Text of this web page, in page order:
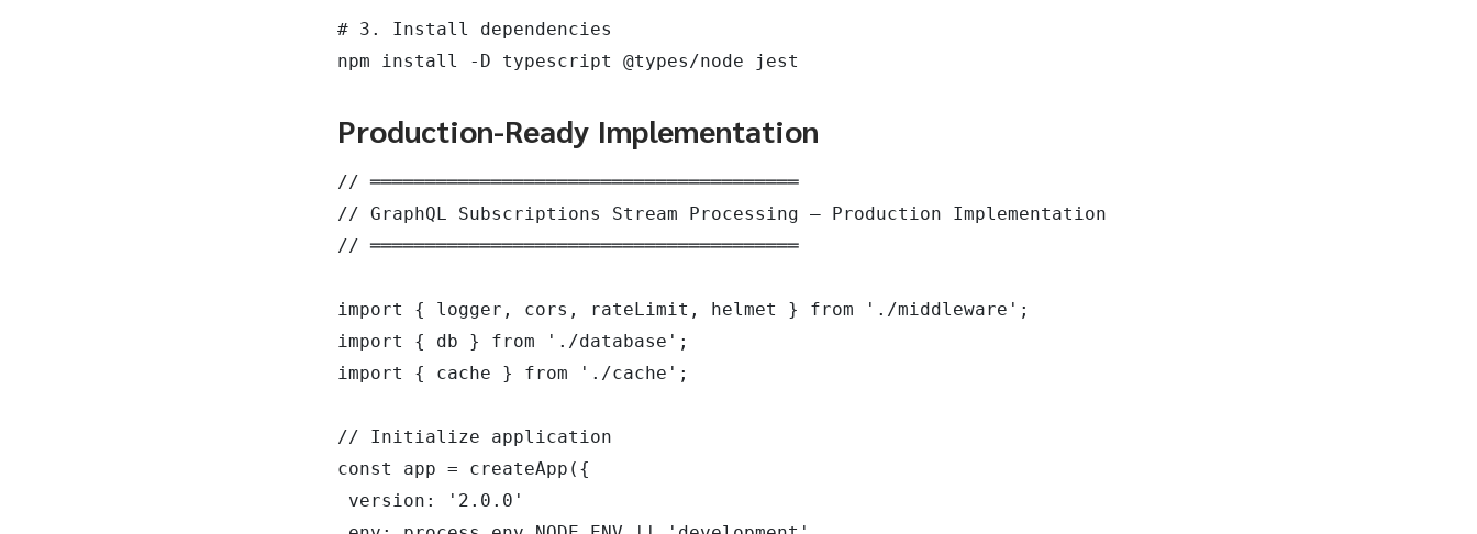
# 3. Install dependencies
npm install -D typescript @types/node jest
Production-Ready Implementation
// ═══════════════════════════════════════
// GraphQL Subscriptions Stream Processing — Production Implementation
// ═══════════════════════════════════════
import { logger, cors, rateLimit, helmet } from './middleware';
import { db } from './database';
import { cache } from './cache';
// Initialize application
const app = createApp({
version: '2.0.0'